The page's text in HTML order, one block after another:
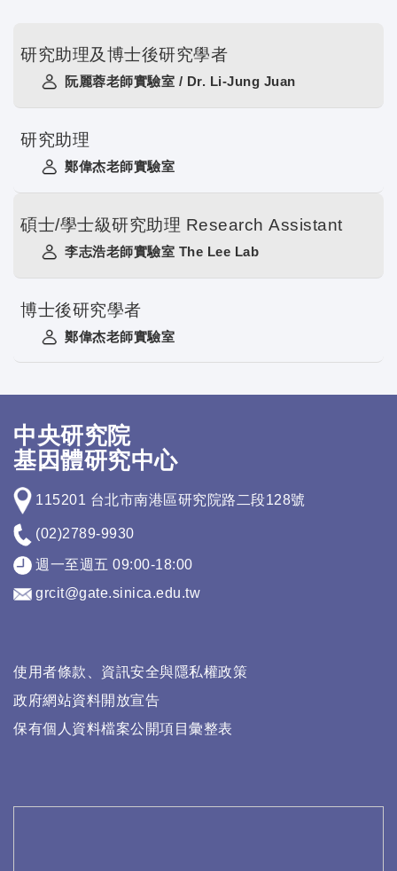
研究助理及博士後研究學者
阮麗蓉老師實驗室 / Dr. Li-Jung Juan
研究助理
鄭偉杰老師實驗室
碩士/學士級研究助理 Research Assistant
李志浩老師實驗室 The Lee Lab
博士後研究學者
鄭偉杰老師實驗室
中央研究院
基因體研究中心
115201 台北市南港區研究院路二段128號
(02)2789-9930
週一至週五 09:00-18:00
grcit@gate.sinica.edu.tw
使用者條款、資訊安全與隱私權政策
政府網站資料開放宣告
保有個人資料檔案公開項目彙整表